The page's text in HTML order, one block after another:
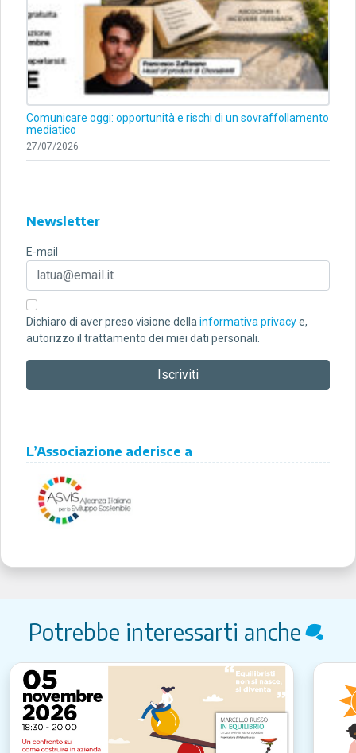
Comunicare oggi: opportunità e rischi di un sovraffollamento
mediatico
27/07/2026
Newsletter
E-mail
Dichiaro di aver preso visione della informativa privacye,
autorizzo il trattamento dei miei dati personali.
L’Associazione aderisce a
Potrebbe interessarti anche